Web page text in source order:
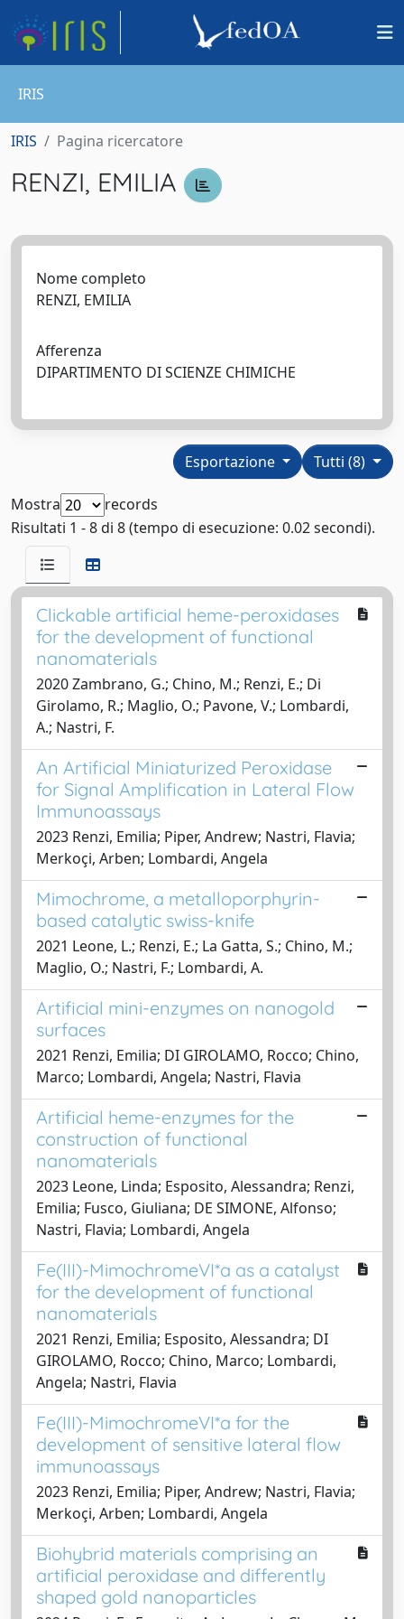
IRIS
IRIS Pagina ricercatore
RENZI, EMILIA
Nome completo
RENZI, EMILIA
Afferenza
DIPARTIMENTO DI SCIENZE CHIMICHE
Tutti (8)
Esportazione
Mostra
records
Risultati 1 - 8 di 8 (tempo di esecuzione: 0.02 secondi).
Clickable artificial heme-peroxidases
for the development of functional
nanomaterials
2020 Zambrano, G.; Chino, M.; Renzi, E.; Di
Girolamo, R.; Maglio, O.; Pavone, V.; Lombardi,
A.; Nastri, F.
An Artificial Miniaturized Peroxidase
for Signal Amplification in Lateral Flow
Immunoassays
2023 Renzi, Emilia; Piper, Andrew; Nastri, Flavia;
Merkoçi, Arben; Lombardi, Angela
Mimochrome, a metalloporphyrin-
based catalytic swiss-knife
2021 Leone, L.; Renzi, E.; La Gatta, S.; Chino, M.;
Maglio, O.; Nastri, F.; Lombardi, A.
Artificial mini-enzymes on nanogold
surfaces
2021 Renzi, Emilia; DI GIROLAMO, Rocco; Chino,
Marco; Lombardi, Angela; Nastri, Flavia
Artificial heme-enzymes for the
construction of functional
nanomaterials
2023 Leone, Linda; Esposito, Alessandra; Renzi,
Emilia; Fusco, Giuliana; DE SIMONE, Alfonso;
Nastri, Flavia; Lombardi, Angela
Fe(III)-MimochromeVI*a as a catalyst
for the development of functional
nanomaterials
2021 Renzi, Emilia; Esposito, Alessandra; DI
GIROLAMO, Rocco; Chino, Marco; Lombardi,
Angela; Nastri, Flavia
Fe(III)-MimochromeVI*a for the
development of sensitive lateral flow
immunoassays
2023 Renzi, Emilia; Piper, Andrew; Nastri, Flavia;
Merkoçi, Arben; Lombardi, Angela
Biohybrid materials comprising an
artificial peroxidase and differently
shaped gold nanoparticles